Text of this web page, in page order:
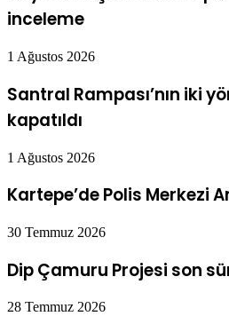
inceleme
1 Ağustos 2026
Santral Rampası’nın iki
kapatıldı
1 Ağustos 2026
Kartepe’de Polis Merkezi
30 Temmuz 2026
Dip Çamuru Projesi son
28 Temmuz 2026